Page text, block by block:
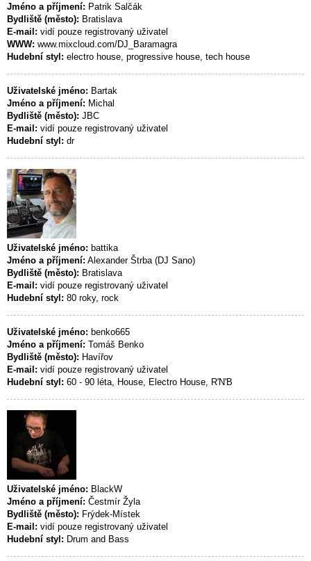
Jméno a příjmení: Patrik Salčák
Bydliště (město): Bratislava
E-mail: vidí pouze registrovaný uživatel
WWW: www.mixcloud.com/DJ_Baramagra
Hudební styl: electro house, progressive house, tech house
Uživatelské jméno: Bartak
Jméno a příjmení: Michal
Bydliště (město): JBC
E-mail: vidí pouze registrovaný uživatel
Hudební styl: dr
Uživatelské jméno: battika
Jméno a příjmení: Alexander Štrba (DJ Sano)
Bydliště (město): Bratislava
E-mail: vidí pouze registrovaný uživatel
Hudební styl: 80 roky, rock
Uživatelské jméno: benko665
Jméno a příjmení: Tomáš Benko
Bydliště (město): Havířov
E-mail: vidí pouze registrovaný uživatel
Hudební styl: 60 - 90 léta, House, Electro House, R'N'B
Uživatelské jméno: BlackW
Jméno a příjmení: Čestmír Žyla
Bydliště (město): Frýdek-Místek
E-mail: vidí pouze registrovaný uživatel
Hudební styl: Drum and Bass